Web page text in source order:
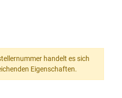
handelt es sich
Eigenschaften.